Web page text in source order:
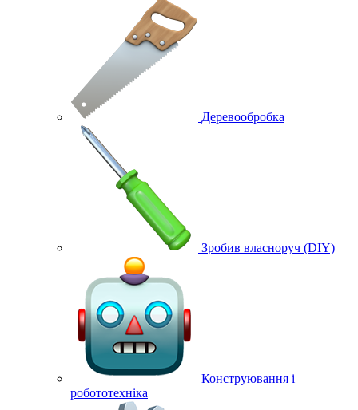
Деревообробка
Зробив власноруч (DIY)
Конструювання і
робототехніка